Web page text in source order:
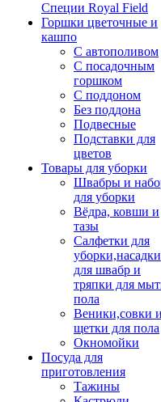
Специи Royal Field
Горшки цветочные и
кашпо
С автополивом
С посадочным
горшком
С поддоном
Без поддона
Подвесные
Подставки для
цветов
Товары для уборки
Швабры и
для уборки
Вёдра, ковши и
тазы
Салфетки для
уборки,насадки
для швабр и
тряпки для
пола
Веники,совки и
щетки для пола
Окномойки
Посуда для
приготовления
Тажины